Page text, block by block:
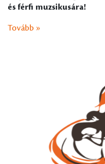
és férfi muzsikusára!
Tovább »